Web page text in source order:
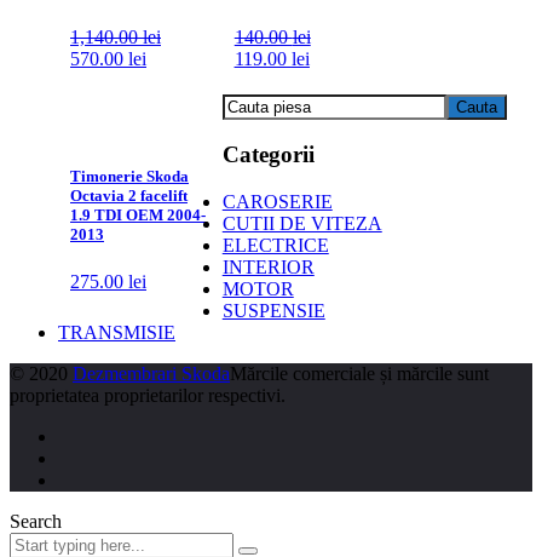
1,140.00lei
570.00 lei
140.00lei
119.00 lei
Timonerie Skoda
Octavia 2 facelift
1.9 TDI OEM 2004-
2013
275.00 lei
Categorii
CAROSERIE
CUTII DE VITEZA
ELECTRICE
INTERIOR
MOTOR
SUSPENSIE
TRANSMISIE
© 2020 Dezmembrari SkodaMărcile comerciale și mărcile sunt
proprietatea proprietarilor respectivi.
Search